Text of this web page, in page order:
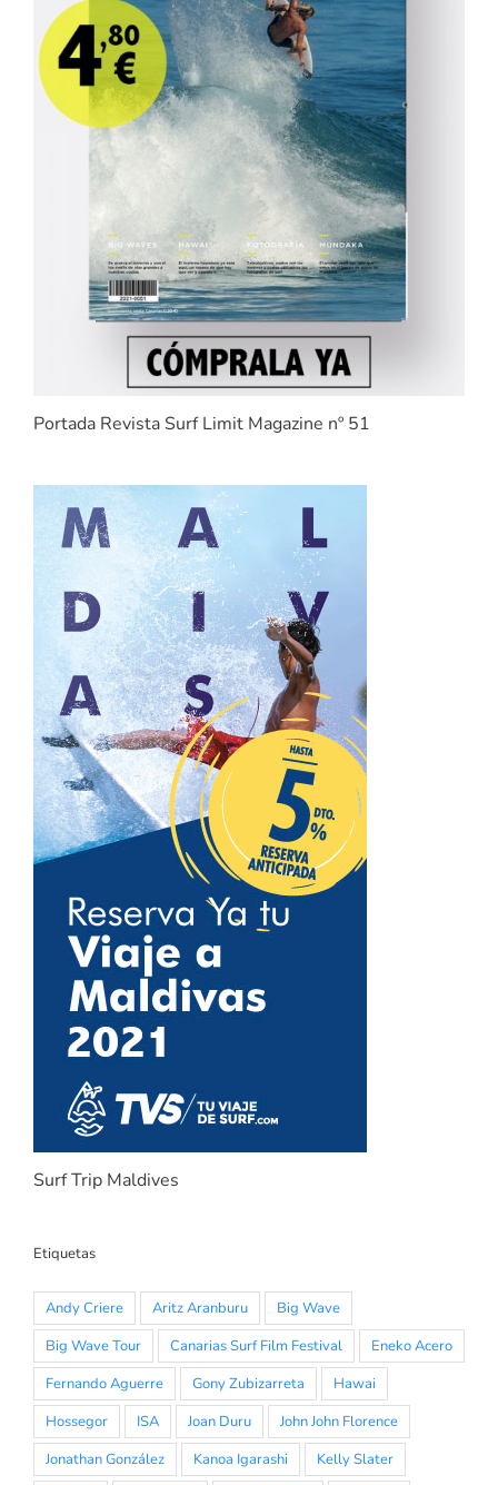
Portada Revista Surf Limit Magazine nº 51
Surf Trip Maldives
Etiquetas
Andy Criere Aritz Aranburu
Big Wave
Big Wave Tour
Canarias Surf Film Festival
Eneko Acero
Fernando Aguerre
Gony Zubizarreta
Hawai
Hossegor
ISA Joan Duru
John John Florence
Jonathan González
Kanoa Igarashi
Kelly Slater